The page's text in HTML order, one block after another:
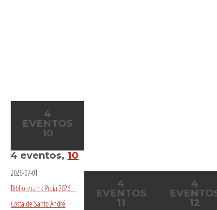
4
EVENTOS
10
4 eventos, 10
2026-07-01
Biblioteca na Praia 2026 –
Costa de Santo André
4
EVENTOS
11
4
12